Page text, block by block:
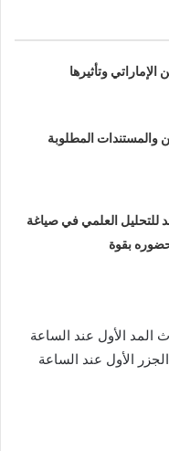
وتأثيرها
والمستندات المطلوبة
للتحليل العلمي في صياغة
بقوة
الأول عند الساعة
والمد الثاني عند الساعة 07:12 و الجزر الأول عند الساعة